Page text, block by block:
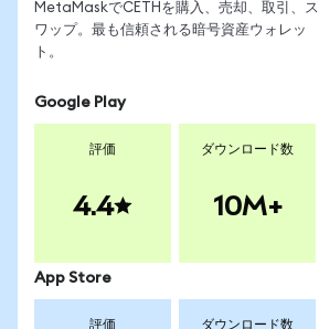
MetaMaskでCETHを購入、売却、取引、ス
ワップ。最も信頼される暗号資産ウォレッ
ト。
Google Play
評価
4.4
ダウンロード数
10M+
App Store
評価 ダウンロード数